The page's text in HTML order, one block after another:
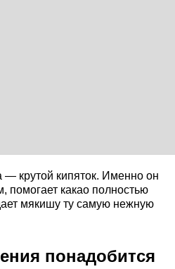
— крутой кипяток. Именно он
помогает какао полностью
мякишу ту самую нежную
понадобится